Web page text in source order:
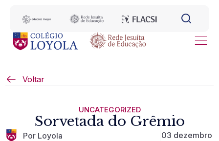
Voltar
UNCATEGORIZED
Sorvetada do Grêmio
Por Loyola
03 dezembro